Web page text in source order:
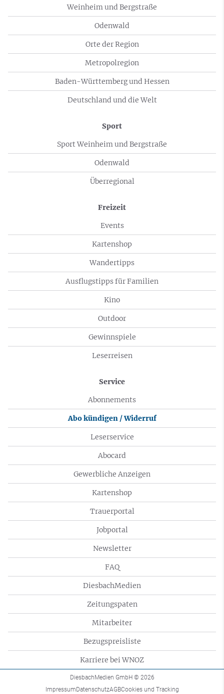
Weinheim und Bergstraße
Odenwald
Orte der Region
Metropolregion
Baden-Württemberg und Hessen
Deutschland und die Welt
Sport
Sport Weinheim und Bergstraße
Odenwald
Überregional
Freizeit
Events
Kartenshop
Wandertipps
Ausflugstipps für Familien
Kino
Outdoor
Gewinnspiele
Leserreisen
Service
Abonnements
Abo kündigen / Widerruf
Leserservice
Abocard
Gewerbliche Anzeigen
Kartenshop
Trauerportal
Jobportal
Newsletter
FAQ
DiesbachMedien
Zeitungspaten
Mitarbeiter
Bezugspreisliste
Karriere bei WNOZ
DiesbachMedien GmbH © 2026
ImpressumDatenschutzAGBCookies und Tracking